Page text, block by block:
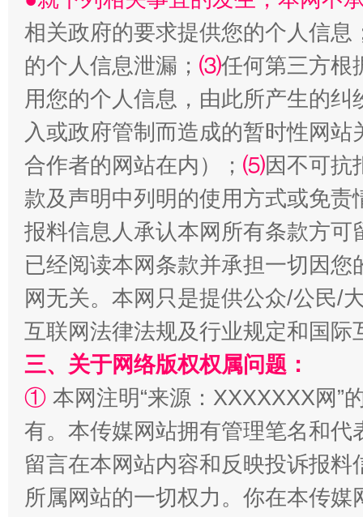
招工难、用工荒背后
相关政府的要求提供您的个人信息
的个人信息泄漏； ⑶任何第三方根
用您的个人信息，由此所产生的纠
入或政府管制而造成的暂时性网
合作者的网站在内）； ⑸因不可抗
款及声明中列明的使用方式或免责
报料信息人承认本网所有条款方
已经阅读本网条款并承担一切因
网无关。本网只是提供公众/公民/
互联网法律法规及行业规定和国
三、关于网络版权权属问题：
① 本网注明“来源：XXXXXXX网”
有。本传媒网站拥有管理笔名和
留言在本网站内容和反映投诉报
所属网站的一切权力。你在本传